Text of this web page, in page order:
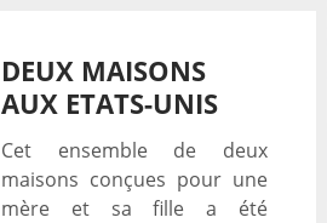
DEUX MAISONS
AUX ETATS-UNIS
Cet ensemble de deux
maisons conçues pour une
mère et sa fille a été